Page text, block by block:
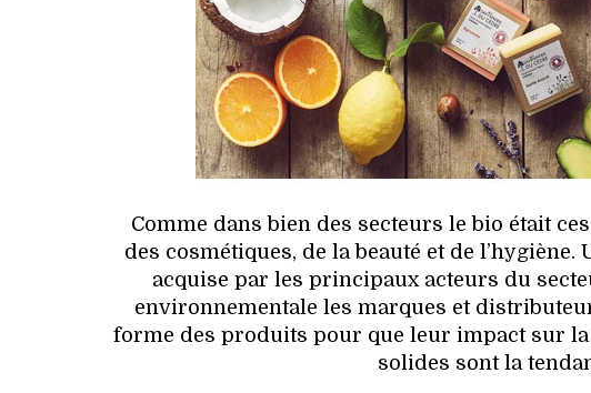
Comme dans bien des secteurs le bio était
des cosmétiques, de la beauté et de
acquise par les principaux acteurs du
environnementale les marques et
forme des produits pour que leur impact sur
solides sont la